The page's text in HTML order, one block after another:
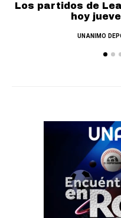
Los partidos de
hoy
UNANIMO